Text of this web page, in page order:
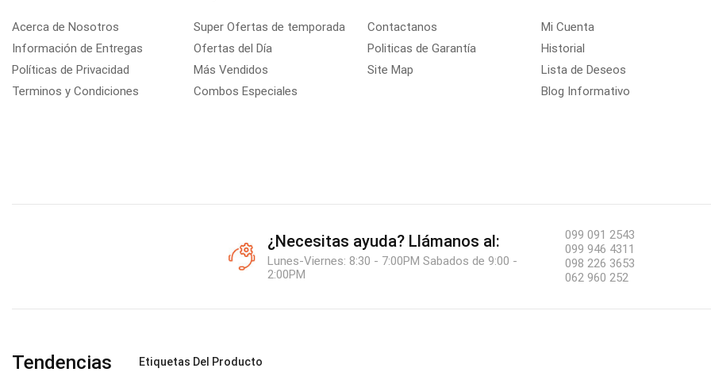
Acerca de Nosotros
Información de Entregas
Políticas de Privacidad
Terminos y Condiciones
Super Ofertas de temporada
Ofertas del Día
Más Vendidos
Combos Especiales
Contactanos
Politicas de Garantía
Site Map
Mi Cuenta
Historial
Lista de Deseos
Blog Informativo
¿Necesitas ayuda? Llámanos al:
Lunes-Viernes: 8:30 - 7:00PM Sabados de 9:00 -
2:00PM
099 091 2543
099 946 4311
098 226 3653
062 960 252
Tendencias Etiquetas Del Producto